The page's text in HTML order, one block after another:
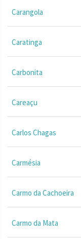
Carangola
Caratinga
Carbonita
Careaçu
Carlos Chagas
Carmésia
Carmo da Cachoeira
Carmo da Mata